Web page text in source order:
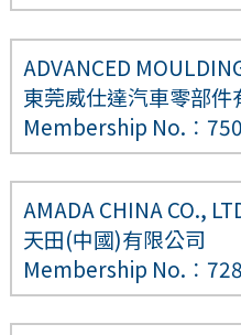
ADVANCED
東莞威仕達汽車零部件
Membership No.︰750
AMADA CHINA CO.,
天田(中國)有限公司
Membership No.︰728